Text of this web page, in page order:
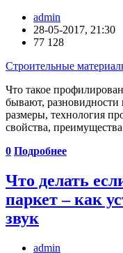
admin
28-05-2017, 21:30
77 128
Строительные
Что такое
бывают, разновидности
размеры, технология
свойства,
0 Подробнее
Что делать
паркет – как
звук
admin